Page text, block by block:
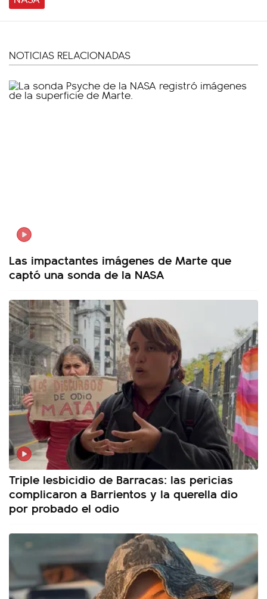
NOTICIAS RELACIONADAS
Las impactantes imágenes de Marte que
captó una sonda de la NASA
Triple lesbicidio de Barracas: las pericias
complicaron a Barrientos y la querella dio
por probado el odio